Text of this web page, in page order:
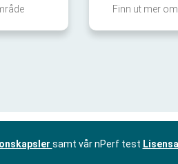
Finn ut mer
samt vår nPerf test